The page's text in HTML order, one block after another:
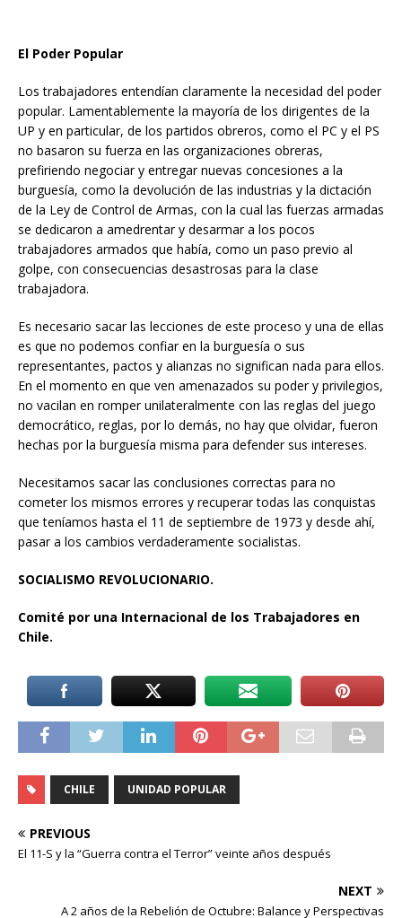
El Poder Popular
Los trabajadores entendían claramente la necesidad del poder
popular. Lamentablemente la mayoría de los dirigentes de la
UP y en particular, de los partidos obreros, como el PC y el PS
no basaron su fuerza en las organizaciones obreras,
prefiriendo negociar y entregar nuevas concesiones a la
burguesía, como la devolución de las industrias y la dictación
de la Ley de Control de Armas, con la cual las fuerzas armadas
se dedicaron a amedrentar y desarmar a los pocos
trabajadores armados que había, como un paso previo al
golpe, con consecuencias desastrosas para la clase
trabajadora.
Es necesario sacar las lecciones de este proceso y una de ellas
es que no podemos confiar en la burguesía o sus
representantes, pactos y alianzas no significan nada para ellos.
En el momento en que ven amenazados su poder y privilegios,
no vacilan en romper unilateralmente con las reglas del juego
democrático, reglas, por lo demás, no hay que olvidar, fueron
hechas por la burguesía misma para defender sus intereses.
Necesitamos sacar las conclusiones correctas para no
cometer los mismos errores y recuperar todas las conquistas
que teníamos hasta el 11 de septiembre de 1973 y desde ahí,
pasar a los cambios verdaderamente socialistas.
SOCIALISMO REVOLUCIONARIO.
Comité por una Internacional de los Trabajadores en
Chile.
CHILE UNIDAD POPULAR
PREVIOUS
El 11-S y la “Guerra contra el Terror” veinte años después
NEXT
A 2 años de la Rebelión de Octubre: Balance y Perspectivas